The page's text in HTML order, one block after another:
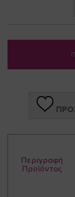
Περιγραφή
Προϊόντος